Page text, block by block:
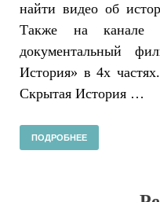
найти видео об
Также на канале
документальный
История» в 4х
Скрытая История …
ПОДРОБНЕЕ